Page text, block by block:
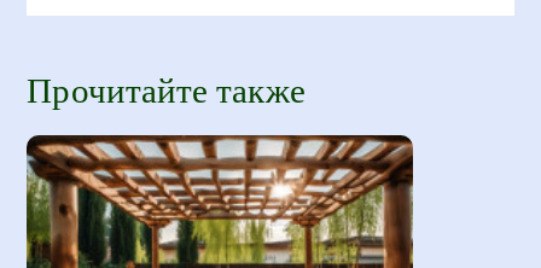
Прочитайте также